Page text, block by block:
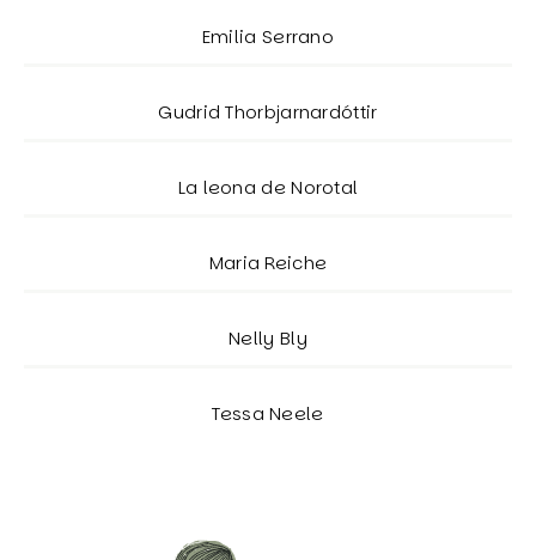
Emilia Serrano
Gudrid Thorbjarnardóttir
La leona de Norotal
Maria Reiche
Nelly Bly
Tessa Neele